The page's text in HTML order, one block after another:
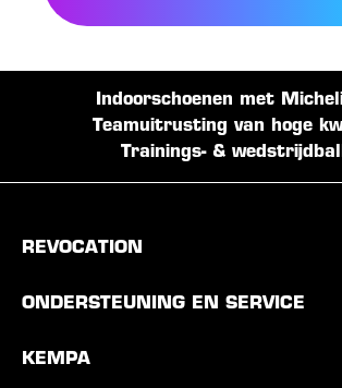
Indoorschoenen met
Teamuitrusting van hoge
Trainings- &
REVOCATION
ONDERSTEUNING EN SERVICE
KEMPA